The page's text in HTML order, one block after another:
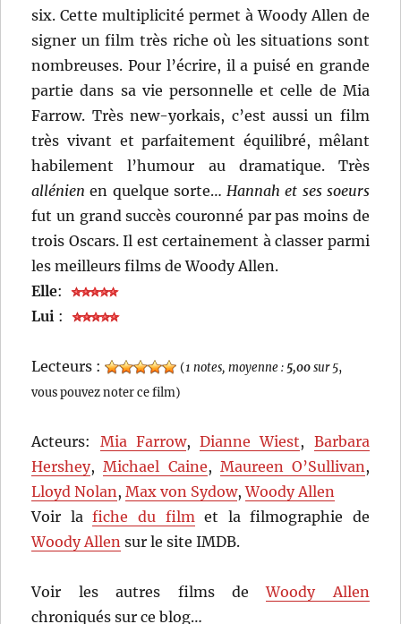
six. Cette multiplicité permet à Woody Allen de
signer un film très riche où les situations sont
nombreuses. Pour l’écrire, il a puisé en grande
partie dans sa vie personnelle et celle de Mia
Farrow. Très new-yorkais, c’est aussi un film
très vivant et parfaitement équilibré, mêlant
habilement l’humour au dramatique. Très
allénien en quelque sorte… Hannah et ses soeurs
fut un grand succès couronné par pas moins de
trois Oscars. Il est certainement à classer parmi
les meilleurs films de Woody Allen.
Elle:
Lui :
Lecteurs : (1 notes, moyenne : 5,00sur 5,
vous pouvez noter ce film)
Acteurs: Mia Farrow,Dianne Wiest, Barbara
Hershey,Michael Caine, Maureen O’Sullivan ,
Lloyd Nolan ,Max von Sydow,Woody Allen
Voir lafiche du film et la filmographie de
Woody Allen sur le site IMDB.
Voir les autres films deWoody Allen
chroniqués sur ce blog…